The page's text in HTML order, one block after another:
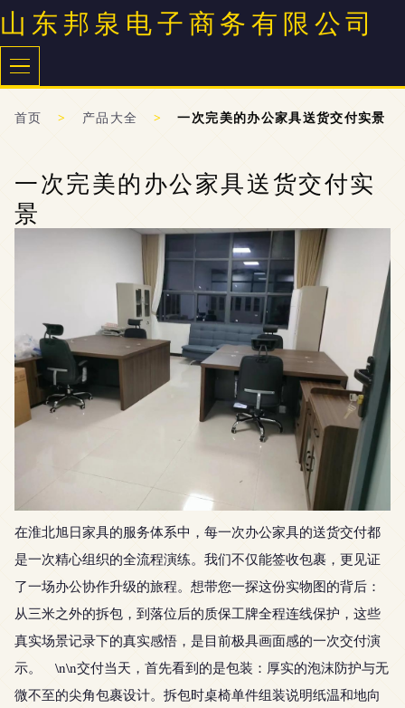
山东邦泉电子商务有限公司
首页 > 产品大全 > 一次完美的办公家具送货交付实景
一次完美的办公家具送货交付实
景
在淮北旭日家具的服务体系中，每一次办公家具的送货交付都
是一次精心组织的全流程演练。我们不仅能签收包裹，更见证
了一场办公协作升级的旅程。想带您一探这份实物图的背后：
从三米之外的拆包，到落位后的质保工牌全程连线保护，这些
真实场景记录下的真实感悟，是目前极具画面感的一次交付演
示。 \n\n交付当天，首先看到的是包装：厚实的泡沫防护与无
微不至的尖角包裹设计。拆包时桌椅单件组装说明纸温和地向